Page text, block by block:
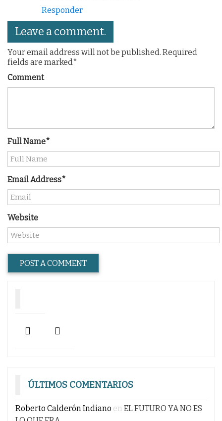
Responder
Leave a comment.
Your email address will not be published. Required
fields are marked*
Comment
Full Name*
Email Address*
Website
ÚLTIMOS COMENTARIOS
Roberto Calderón Indiano en EL FUTURO YA NO ES